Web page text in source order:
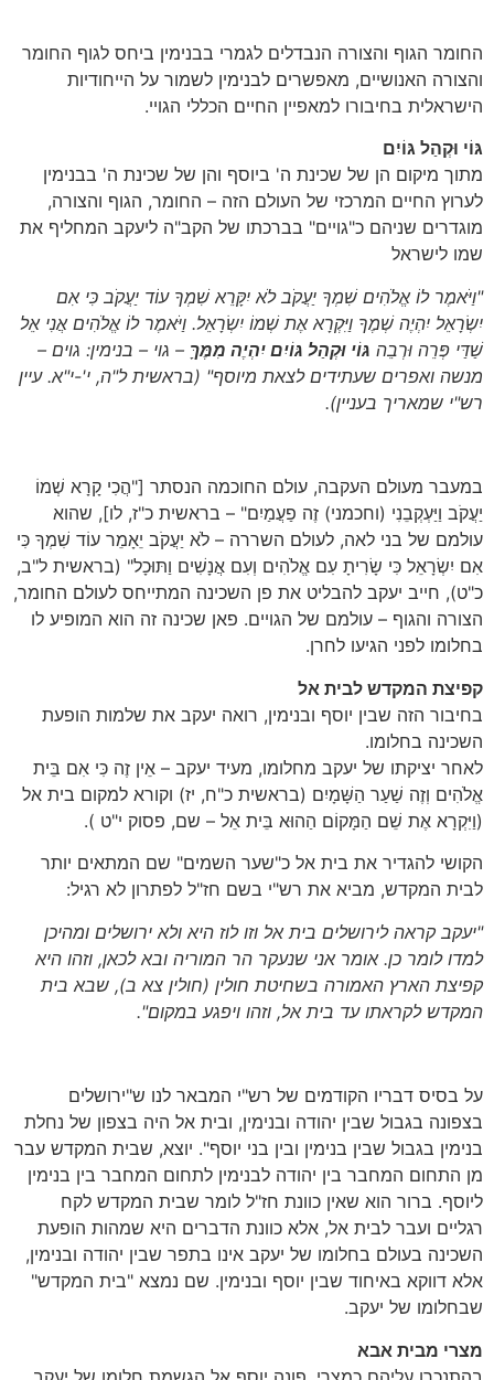
החומר הגוף והצורה הנבדלים לגמרי בבנימין ביחס לגוף החומר
והצורה האנושיים, מאפשרים לבנימין לשמור על הייחודיות
הישראלית בחיבורו למאפיין החיים הכללי הגויי.
גּוֹי וּקְהַל גּוֹיִם
מתוך מיקום הן של שכינת ה' ביוסף והן של שכינת ה' בבנימין
לערוץ החיים המרכזי של העולם הזה – החומר, הגוף והצורה,
מוגדרים שניהם כ"גויים" בברכתו של הקב"ה ליעקב המחליף את
שמו לישראל
"וַיֹּאמֶר לוֹ אֱלֹהִים שִׁמְךָ יַעֲקֹב לֹא יִקָּרֵא שִׁמְךָ עוֹד יַעֲקֹב כִּי אִם
יִשְׂרָאֵל יִהְיֶה שְׁמֶךָ וַיִּקְרָא אֶת שְׁמוֹ יִשְׂרָאֵל. וַיֹּאמֶר לוֹ אֱלֹהִים אֲנִי אֵל
שַׁדַּי פְּרֵה וּרְבֵה גּוֹי וּקְהַל גּוֹיִם יִהְיֶה מִמֶּךָּ – גוי – בנימין: גוים –
מנשה ואפרים שעתידים לצאת מיוסף" (בראשית ל"ה, י'-י"א. עיין
רש"י שמאריך בעניין).
במעבר מעולם העקבה, עולם החוכמה הנסתר ["הֲכִי קָרָא שְׁמוֹ
יַעֲקֹב וַיַּעְקְבֵנִי (וחכמני) זֶה פַעֲמַיִם" – בראשית כ"ז, לו], שהוא
עולמם של בני לאה, לעולם השררה – לֹא יַעֲקֹב יֵאָמֵר עוֹד שִׁמְךָ כִּי
אִם יִשְׂרָאֵל כִּי שָׂרִיתָ עִם אֱלֹהִים וְעִם אֲנָשִׁים וַתּוּכָל" (בראשית ל"ב,
כ"ט), חייב יעקב להבליט את פן השכינה המתייחס לעולם החומר,
הצורה והגוף – עולמם של הגויים. פאן שכינה זה הוא המופיע לו
בחלומו לפני הגיעו לחרן.
קפיצת המקדש לבית אל
בחיבור הזה שבין יוסף ובנימין, רואה יעקב את שלמות הופעת
השכינה בחלומו.
לאחר יציקתו של יעקב מחלומו, מעיד יעקב – אֵין זֶה כִּי אִם בֵּית
אֱלֹהִים וְזֶה שַׁעַר הַשָּׁמָיִם (בראשית כ"ח, יז) וקורא למקום בית אל
(וַיִּקְרָא אֶת שֵׁם הַמָּקוֹם הַהוּא בֵּית אֵל – שם, פסוק י"ט ).
הקושי להגדיר את בית אל כ"שער השמים" שם המתאים יותר
לבית המקדש, מביא את רש"י בשם חז"ל לפתרון לא רגיל:
"יעקב קראה לירושלים בית אל וזו לוז היא ולא ירושלים ומהיכן
למדו לומר כן. אומר אני שנעקר הר המוריה ובא לכאן, וזהו היא
קפיצת הארץ האמורה בשחיטת חולין (חולין צא ב), שבא בית
המקדש לקראתו עד בית אל, וזהו ויפגע במקום".
על בסיס דבריו הקודמים של רש"י המבאר לנו ש"ירושלים
בצפונה בגבול שבין יהודה ובנימין, ובית אל היה בצפון של נחלת
בנימין בגבול שבין בנימין ובין בני יוסף". יוצא, שבית המקדש עבר
מן התחום המחבר בין יהודה לבנימין לתחום המחבר בין בנימין
ליוסף. ברור הוא שאין כוונת חז"ל לומר שבית המקדש לקח
רגליים ועבר לבית אל, אלא כוונת הדברים היא שמהות הופעת
השכינה בעולם בחלומו של יעקב אינו בתפר שבין יהודה ובנימין,
אלא דווקא באיחוד שבין יוסף ובנימין. שם נמצא "בית המקדש"
שבחלומו של יעקב.
מצרי מבית אבא